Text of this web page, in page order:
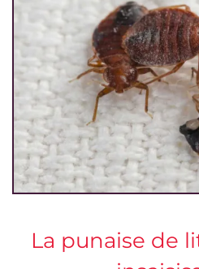
La punaise de